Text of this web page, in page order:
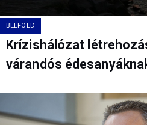
BELFÖLD
Krízishálózat
várandós